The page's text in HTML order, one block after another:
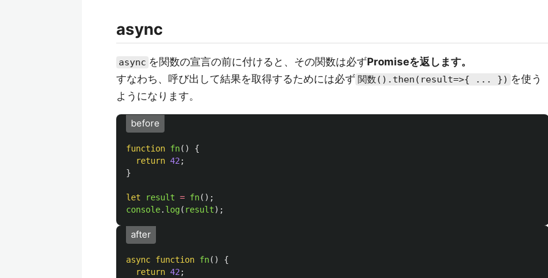
async
async を関数の宣言の前に付けると、その関数は必ずPromiseを返します。
すなわち、呼び出して結果を取得するためには必ず 関数().then(result=>{ ... }) を使う
ようになります。
before
function fn()
{
return 42 ;
}
let result = fn();
console. log( result);
after
async function fn()
{
return 42 ;